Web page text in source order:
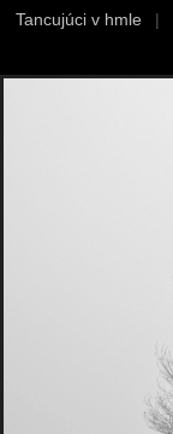
Tancujúci v hmle |